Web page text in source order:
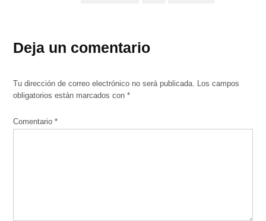
Deja un comentario
Tu dirección de correo electrónico no será publicada. Los campos
obligatorios están marcados con*
Comentario*